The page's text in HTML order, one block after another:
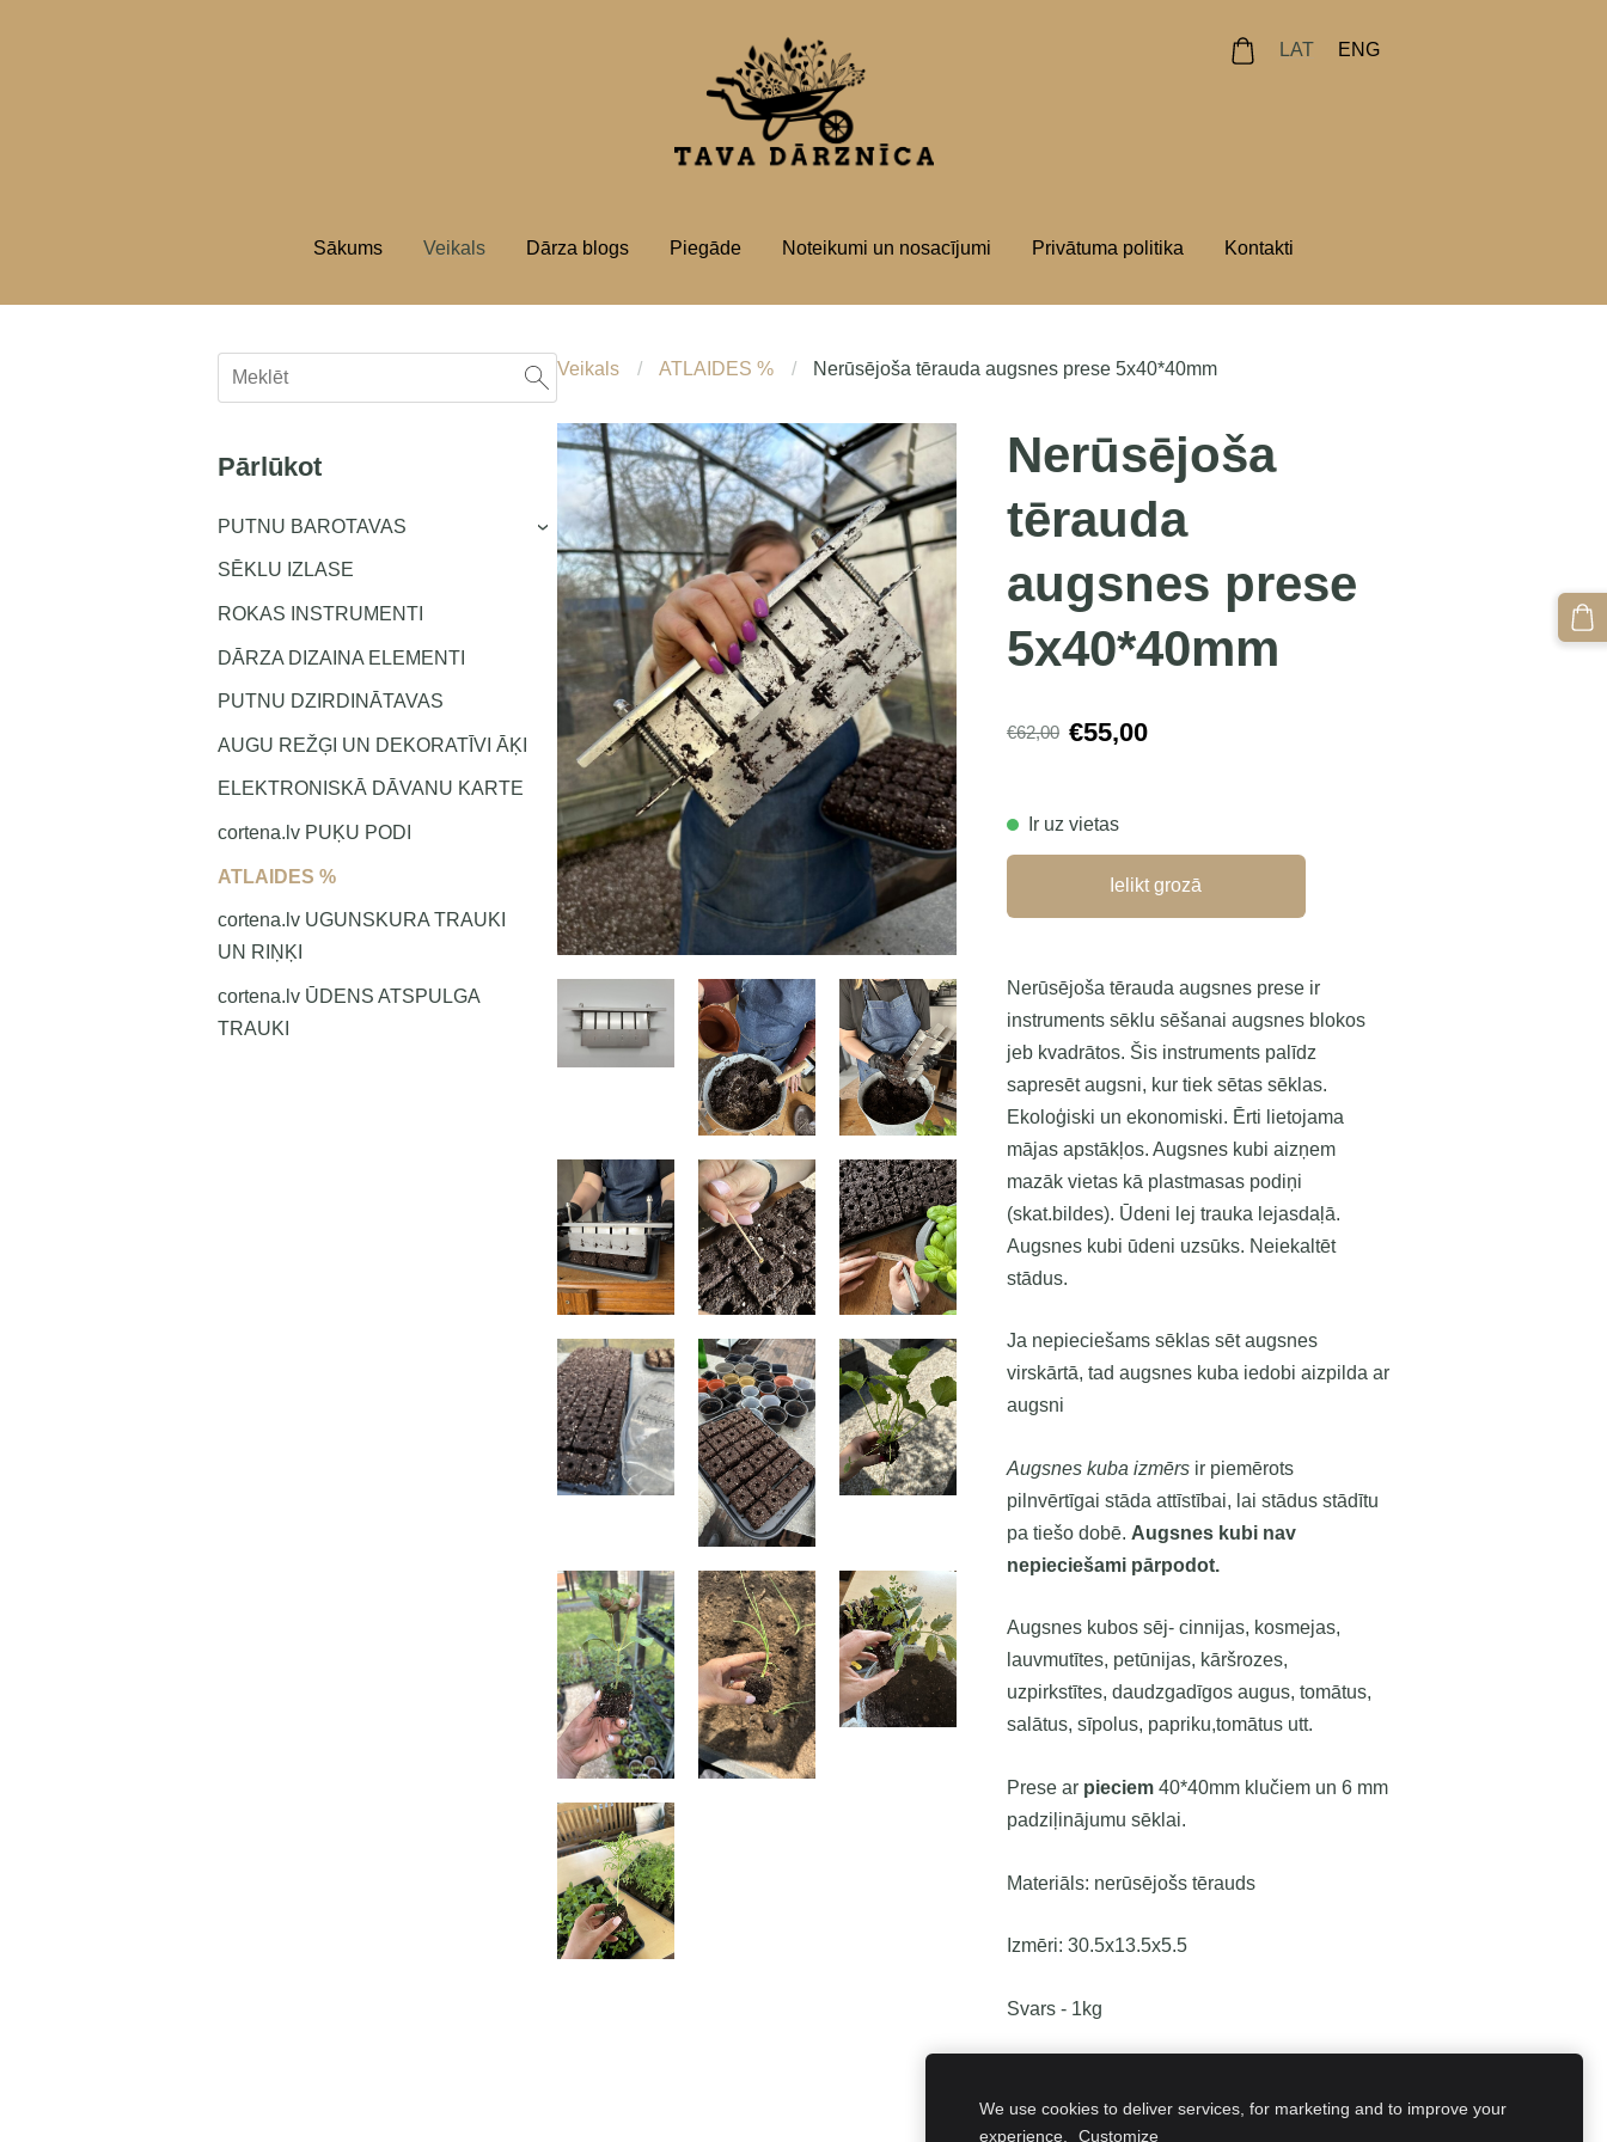
Sākums Veikals Dārza blogs Piegāde Noteikumi un nosacījumi Privātuma politika Kontakti
LAT ENG
Pārlūkot
PUTNU BAROTAVAS ›
SĒKLU IZLASE
ROKAS INSTRUMENTI
DĀRZA DIZAINA ELEMENTI
PUTNU DZIRDINĀTAVAS
AUGU REŽĢI UN DEKORATĪVI ĀĶI
ELEKTRONISKĀ DĀVANU KARTE
cortena.lv PUĶU PODI
ATLAIDES %
cortena.lv UGUNSKURA TRAUKI
UN RIŅĶI
cortena.lv ŪDENS ATSPULGA
TRAUKI
Veikals ATLAIDES % Nerūsējoša tērauda augsnes prese 5x40*40mm
Nerūsējoša
tērauda
augsnes prese
5x40*40mm
€62,00 €55,00
Ir uz vietas
Ielikt grozā
Nerūsējoša tērauda augsnes prese ir
instruments sēklu sēšanai augsnes blokos
jeb kvadrātos. Šis instruments palīdz
sapresēt augsni, kur tiek sētas sēklas.
Ekoloģiski un ekonomiski. Ērti lietojama
mājas apstākļos. Augsnes kubi aizņem
mazāk vietas kā plastmasas podiņi
(skat.bildes). Ūdeni lej trauka lejasdaļā.
Augsnes kubi ūdeni uzsūks. Neiekaltēt
stādus.
Ja nepieciešams sēklas sēt augsnes
virskārtā, tad augsnes kuba iedobi aizpilda ar
augsni
Augsnes kuba izmērsir piemērots
pilnvērtīgai stāda attīstībai, lai stādus stādītu
pa tiešo dobē. Augsnes kubi nav
nepieciešami pārpodot.
Augsnes kubos sēj- cinnijas, kosmejas,
lauvmutītes, petūnijas, kāršrozes,
uzpirkstītes, daudzgadīgos augus, tomātus,
salātus, sīpolus, papriku,tomātus utt.
Prese ar pieciem40*40mm klučiem un 6 mm
padziļinājumu sēklai.
Materiāls: nerūsējošs tērauds
Izmēri: 30.5x13.5x5.5
Svars - 1kg
Pin Ieteikt
We use cookies to deliver services, for marketing and to improve your
experience.
Customize